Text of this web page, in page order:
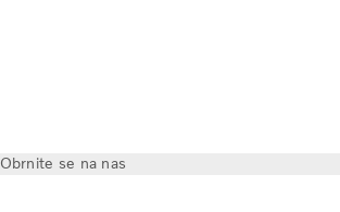
Obrnite se na nas